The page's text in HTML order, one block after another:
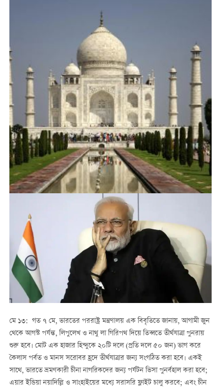
মে ১৩: গত ৭ মে, ভারতের পররাষ্ট্র মন্ত্রণালয় এক বিবৃতিতে জানায়, আগামী জুন
থেকে আগস্ট পর্যন্ত, লিপুলেখ ও নাথু লা গিরিপথ দিয়ে তিব্বতে তীর্থযাত্রা পুনরায়
শুরু হবে। মোট এক হাজার হিন্দুকে ২০টি দলে (প্রতি দলে ৫০ জন) ভাগ করে
কৈলাস পর্বত ও মানস সরোবর হ্রদে তীর্থযাত্রার জন্য সংগঠিত করা হবে। একই
সাথে, ভারতে ভ্রমণকারী চীনা নাগরিকদের জন্য পর্যটন ভিসা পুনর্বহাল করা হবে;
এয়ার ইন্ডিয়া নয়াদিল্লি ও সাংহাইয়ের মধ্যে সরাসরি ফ্লাইট চালু করবে; এবং চীন